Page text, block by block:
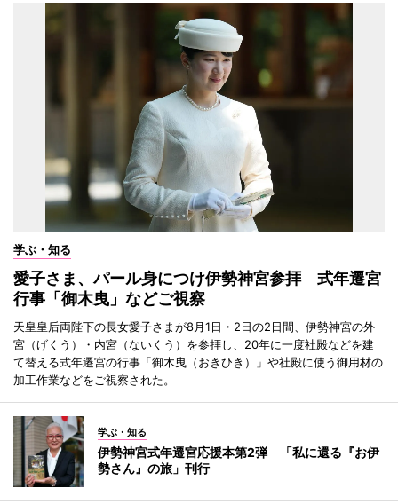
学ぶ・知る
愛子さま、パール身につけ伊勢神宮参拝 式年遷宮
行事「御木曳」などご視察
天皇皇后両陛下の長女愛子さまが8月1日・2日の2日間、伊勢神宮の外
宮（げくう）・内宮（ないくう）を参拝し、20年に一度社殿などを建
て替える式年遷宮の行事「御木曳（おきひき）」や社殿に使う御用材の
加工作業などをご視察された。
学ぶ・知る
伊勢神宮式年遷宮応援本第2弾 「私に還る『お伊
勢さん』の旅」刊行